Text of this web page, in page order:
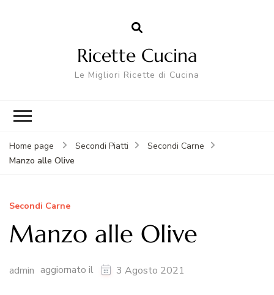
Ricette Cucina
Le Migliori Ricette di Cucina
Home page Secondi Piatti
Secondi Carne
Manzo alle Olive
Secondi Carne
Manzo alle Olive
admin aggiornato il 3 Agosto 2021